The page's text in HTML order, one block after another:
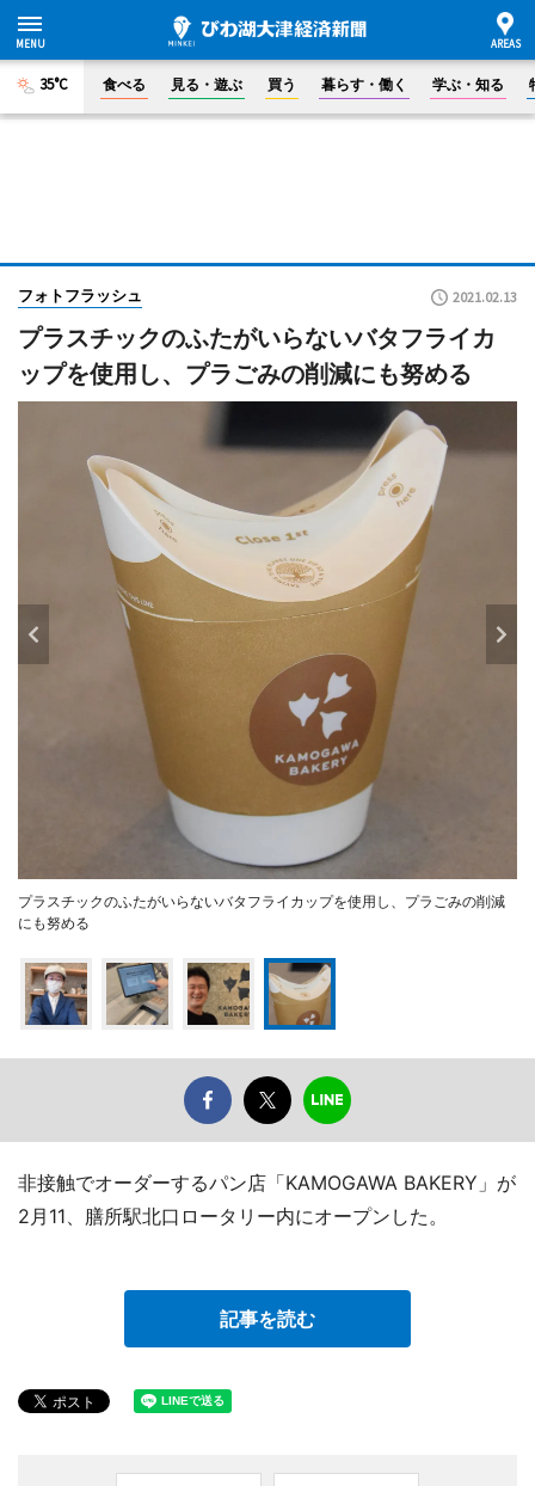
35°C 食べる 見る・遊ぶ 買う 暮らす・働く 学ぶ・知る
フォトフラッシュ 2021.02.13
プラスチックのふたがいらないバタフライカ
ップを使用し、プラごみの削減にも努める
プラスチックのふたがいらないバタフライカップを使用し、プラごみの削減
にも努める
非接触でオーダーするパン店「KAMOGAWA BAKERY」が
2月11、膳所駅北口ロータリー内にオープンした。
記事を読む